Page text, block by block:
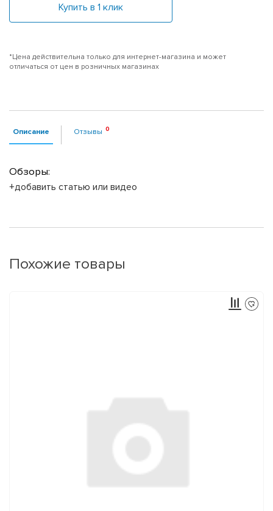
Купить в 1 клик
*Цена действительна только для интернет-магазина и может
отличаться от цен в розничных магазинах
Описание Отзывы
Обзоры:
+добавить статью или видео
Похожие товары